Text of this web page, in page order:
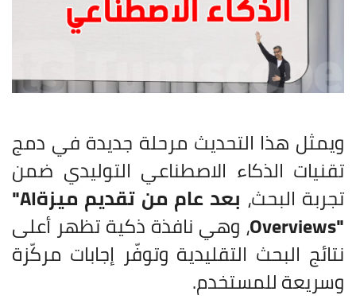
ويمثل هذا التحديث مرحلة جديدة في دمج
تقنيات الذكاء الاصطناعي التوليدي ضمن
تجربة البحث، بعد عام من تقديم ميزة"AI
Overviews"، وهي نافذة ذكية تظهر أعلى
نتائج البحث التقليدية وتوفّر إجابات مركّزة
وسريعة للمستخدم.